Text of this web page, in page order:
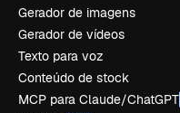
Gerador de imagens
Gerador de vídeos
Texto para voz
Conteúdo de stock
MCP para Claude/ChatGPT